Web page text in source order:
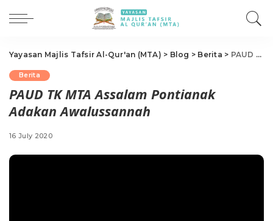
Yayasan Majlis Tafsir Al-Qur'an (MTA) > Blog > Berita > PAUD TK MTA Assalam Pontianak Adakan Awalussannah
Berita
PAUD TK MTA Assalam Pontianak
Adakan Awalussannah
16 July 2020